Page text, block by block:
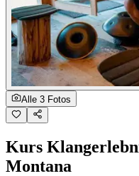
Alle 3 Fotos
Kurs
Montana